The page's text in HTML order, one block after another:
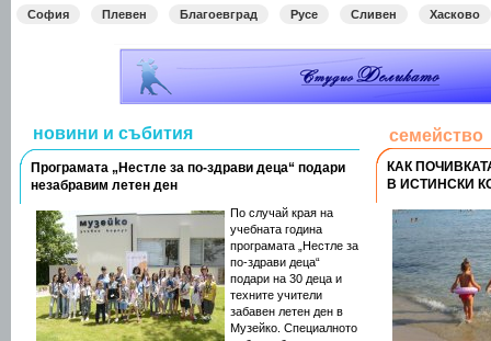
София Плевен Благоевград Русе Сливен Хасково
новини и събития
Програмата „Нестле за по-здрави деца“ подари
незабравим летен ден
По случай края на
учебната година
програмата „Нестле за
по-здрави деца“
подари на 30 деца и
техните учители
забавен летен ден в
Музейко. Специалното
семейство
КАК
В ИСТИНСКИ